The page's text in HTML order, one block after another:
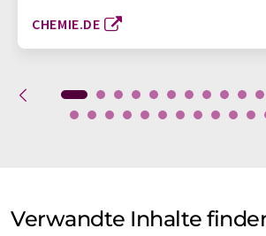
CHEMIE.DE
Verwandte Inhalte